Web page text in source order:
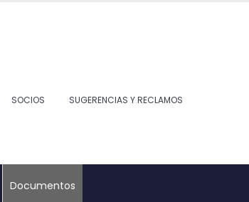
SOCIOS SUGERENCIAS Y RECLAMOS
Documentos